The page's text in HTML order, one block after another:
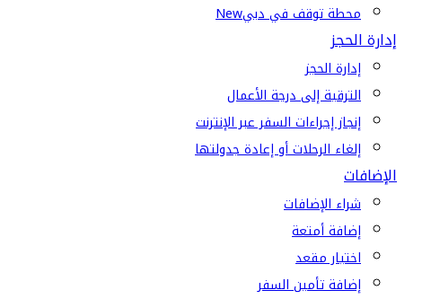
محطة توقف في دبيNew
إدارة الحجز
إدارة الحجز
الترقية إلى درجة الأعمال
إنجاز إجراءات السفر عبر الإنترنت
إلغاء الرحلات أو إعادة جدولتها
الإضافات
شراء الإضافات
إضافة أمتعة
اختيار مقعد
إضافة تأمين السفر